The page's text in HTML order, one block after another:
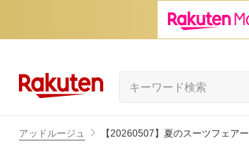
アッドルージュ 【20260507】夏のスーツフェアー